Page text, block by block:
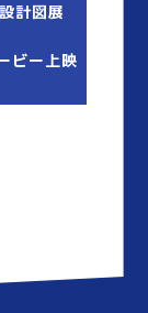
計図展
ビー上映